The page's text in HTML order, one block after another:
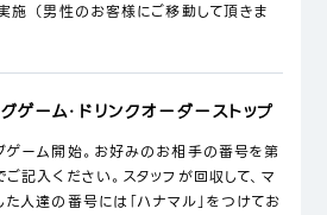
施 （男性のお客様にご移動して頂きま
ゲーム・ドリンクオーダーストップ
ゲーム開始。お好みのお相手の番号を第
記入ください。スタッフが回収して、マ
た人達の番号には「ハナマル」をつけてお